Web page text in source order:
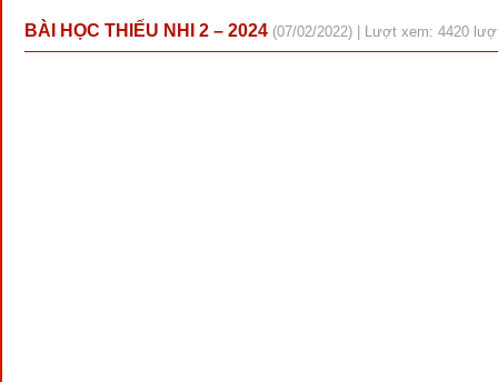
BÀI HỌC THIẾU NHI 2 – 2024 (07/02/2022) | Lượt xem: 4420